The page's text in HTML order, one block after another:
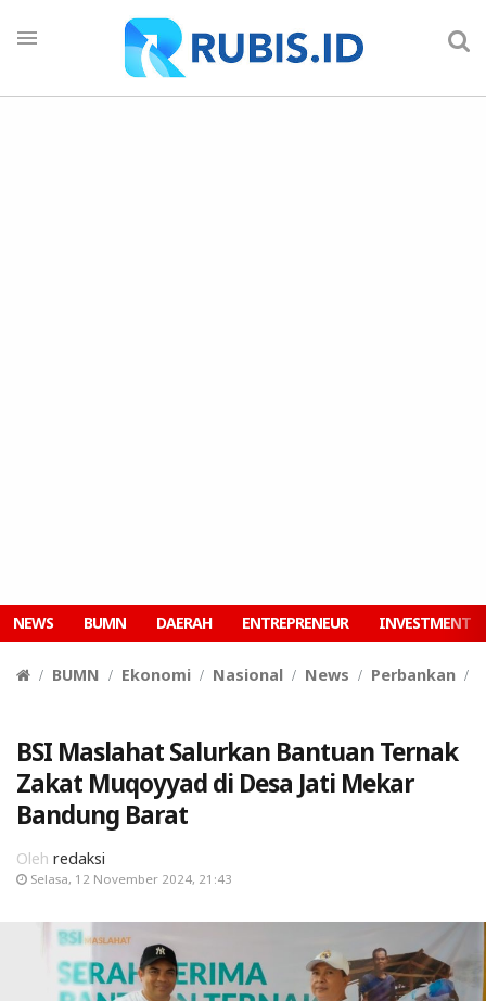
NEWS BUMN DAERAH ENTREPRENEUR INVESTMENT
BUMN Ekonomi Nasional News Perbankan
BSI Maslahat Salurkan Bantuan Ternak
Zakat Muqoyyad di Desa Jati Mekar
Bandung Barat
Oleh redaksi
Selasa, 12 November 2024, 21:43